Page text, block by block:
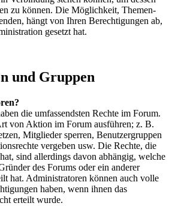
zu können. Die Möglichkeit, Themen-
hängt von Ihren Berechtigungen ab,
gesetzt hat.
und Gruppen
die umfassendsten Rechte im Forum.
von Aktion im Forum ausführen; z. B.
Mitglieder sperren, Benutzergruppen
vergeben usw. Die Rechte, die
sind allerdings davon abhängig, welche
des Forums oder ein anderer
hat. Administratoren können auch volle
haben, wenn ihnen das
erteilt wurde.